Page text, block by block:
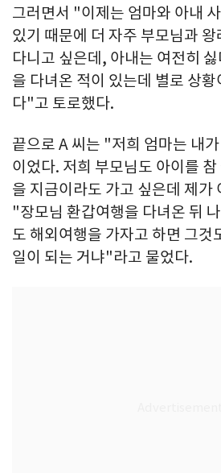
그러면서 "이제는 엄마와 아내
있기 때문에 더 자주 부모님과 왕
다니고 싶은데, 아내는 여전히
을 다녀온 적이 있는데 별로 상
다"고 토로했다.
끝으로 A 씨는 "저희 엄마는 내
이었다. 저희 부모님도 아이를
을 지금이라도 가고 싶은데 제가
"장모님 환갑여행을 다녀온 뒤
도 해외여행을 가자고 하면 그것
일이 되는 거냐"라고 물었다.